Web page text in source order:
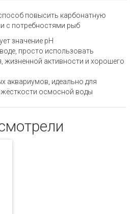
повысить карбонатную
с потребностями рыб
значение рН
просто использовать
жизненной активности и хорошего
аквариумов, идеально для
осмосной воды